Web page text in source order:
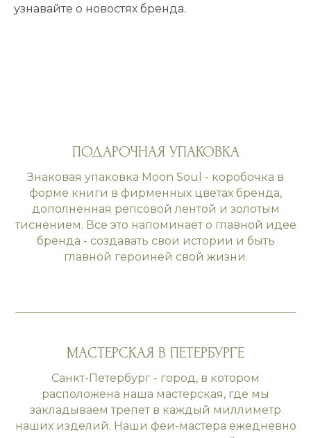
узнавайте о новостях бренда.
ПОДАРОЧНАЯ УПАКОВКА
Знаковая упаковка Moon Soul - коробочка в
форме книги в фирменных цветах бренда,
дополненная репсовой лентой и золотым
тиснением. Все это напоминает о главной идее
бренда - создавать свои истории и быть
главной героиней свой жизни.
МАСТЕРСКАЯ В ПЕТЕРБУРГЕ
Санкт-Петербург - город, в котором
расположена наша мастерская, где мы
закладываем трепет в каждый миллиметр
наших изделий. Наши феи-мастера ежедневно